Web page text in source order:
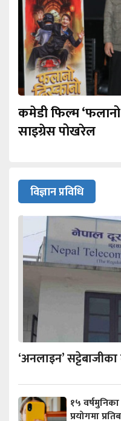
कमेडी फिल्म ‘फलानो
साइग्रेस पोखरेल
विज्ञान प्रविधि
‘अनलाइन’
१५
प्रयोगमा